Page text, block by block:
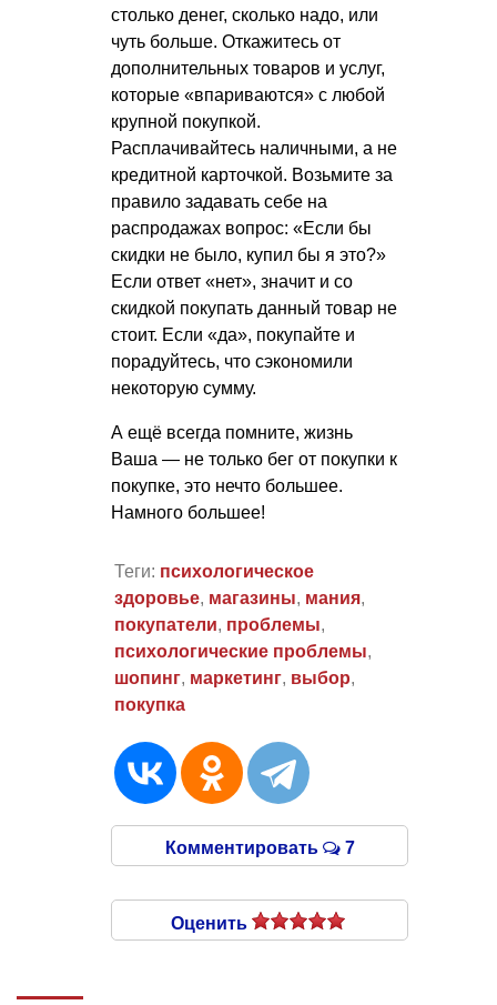
столько денег, сколько надо, или
чуть больше. Откажитесь от
дополнительных товаров и услуг,
которые «впариваются» с любой
крупной покупкой.
Расплачивайтесь наличными, а не
кредитной карточкой. Возьмите за
правило задавать себе на
распродажах вопрос: «Если бы
скидки не было, купил бы я это?»
Если ответ «нет», значит и со
скидкой покупать данный товар не
стоит. Если «да», покупайте и
порадуйтесь, что сэкономили
некоторую сумму.
А ещё всегда помните, жизнь
Ваша — не только бег от покупки к
покупке, это нечто большее.
Намного большее!
Теги: психологическое
здоровье, магазины, мания,
покупатели, проблемы,
психологические проблемы,
шопинг, маркетинг, выбор,
покупка
Комментировать 7
Оценить